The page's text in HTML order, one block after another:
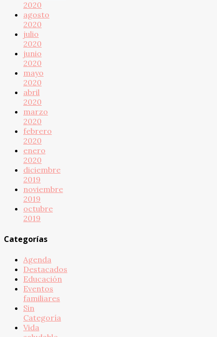
2020
agosto
2020
julio
2020
junio
2020
mayo
2020
abril
2020
marzo
2020
febrero
2020
enero
2020
diciembre
2019
noviembre
2019
octubre
2019
Categorías
Agenda
Destacados
Educación
Eventos
familiares
Sin
Categoría
Vida